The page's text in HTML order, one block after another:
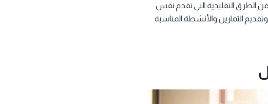
الطرق التقليدية التي تقدم نفس
التمارين والأنشطة المناسبة